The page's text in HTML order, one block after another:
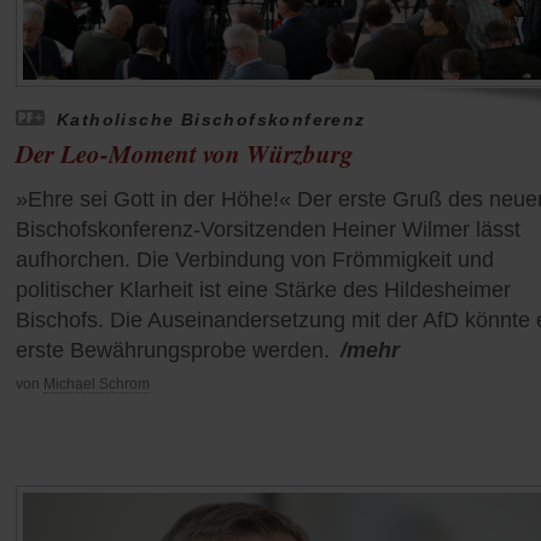
Katholische Bischofskonferenz
Der Leo-Moment von Würzburg
»Ehre sei Gott in der Höhe!« Der erste Gruß des
Bischofskonferenz-Vorsitzenden Heiner Wilmer lässt
aufhorchen. Die Verbindung von Frömmigkeit und
politischer Klarheit ist eine Stärke des Hildesheimer
Bischofs. Die Auseinandersetzung mit der AfD könnte
erste Bewährungsprobe werden. /mehr
von Michael Schrom